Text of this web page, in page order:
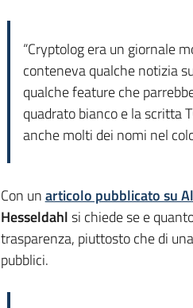
“Cryptolog era un giornale
conteneva qualche notizia
qualche feature che
quadrato bianco e la scritta
anche molti dei nomi nel
Con unarticolo pubblicato su
Hesseldahlsi chiede se e
trasparenza, piuttosto che di
pubblici.